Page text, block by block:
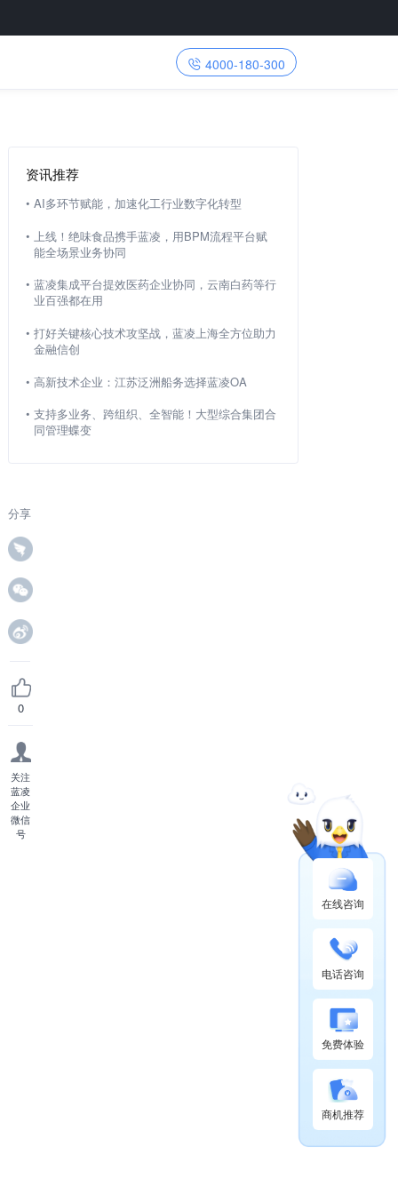
4000-180-300
资讯推荐
• AI多环节赋能，加速化工行业数字化转型
• 上线！绝味食品携手蓝凌，用BPM流程平台赋
能全场景业务协同
• 蓝凌集成平台提效医药企业协同，云南白药等行
业百强都在用
• 打好关键核心技术攻坚战，蓝凌上海全方位助力
金融信创
• 高新技术企业：江苏泛洲船务选择蓝凌OA
• 支持多业务、跨组织、全智能！大型综合集团合
同管理蝶变
分享
0
关注
蓝凌
企业
微信
号
在线咨询
电话咨询
免费体验
商机推荐